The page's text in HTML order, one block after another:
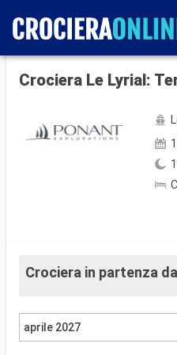
Mostra le altre 55 foto
Crociera Le Lyrial:
Crociera in partenza da
aprile 2027